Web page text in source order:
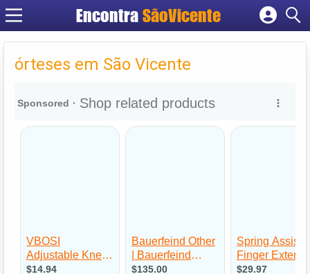
Encontra SãoVicente
Cadastrar empresa
Criar conta
órteses em São Vicente